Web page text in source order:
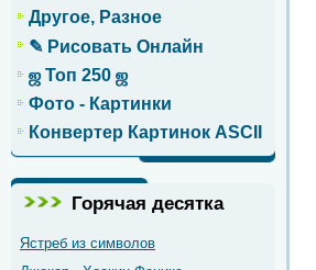
Другое, Разное
✎ Рисовать Онлайн
ஜ Топ 250 ஜ
Фото - Картинки
Конвертер Картинок ASCII
Горячая десятка
Ястреб из символов